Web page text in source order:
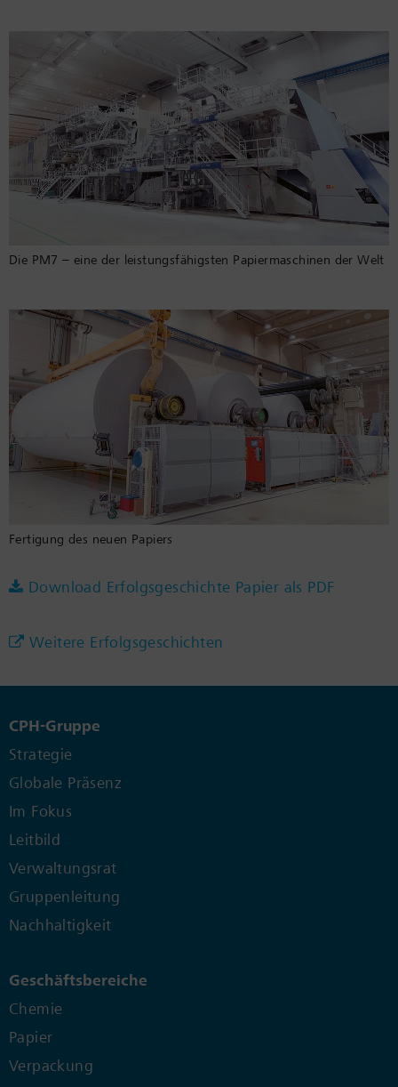
Die PM7 – eine der leistungsfähigsten Papiermaschinen der Welt
Fertigung des neuen Papiers
Download Erfolgsgeschichte Papier als PDF
Weitere Erfolgsgeschichten
CPH-Gruppe
Strategie
Globale Präsenz
Im Fokus
Leitbild
Verwaltungsrat
Gruppenleitung
Nachhaltigkeit
Geschäftsbereiche
Chemie
Papier
Verpackung